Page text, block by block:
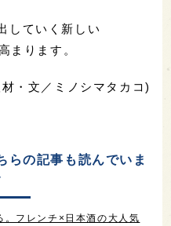
していく新しい
まります。
・文／ミノシマタカコ)
らの記事も読んでいま
。フレンチ×日本酒の大人気